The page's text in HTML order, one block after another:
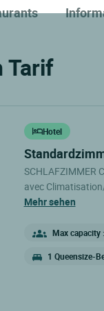
Tarif
Hotel
SCHLAFZIMMER
avec
douche Lit en
mehr sehen
Max capacity
1 Queensize-